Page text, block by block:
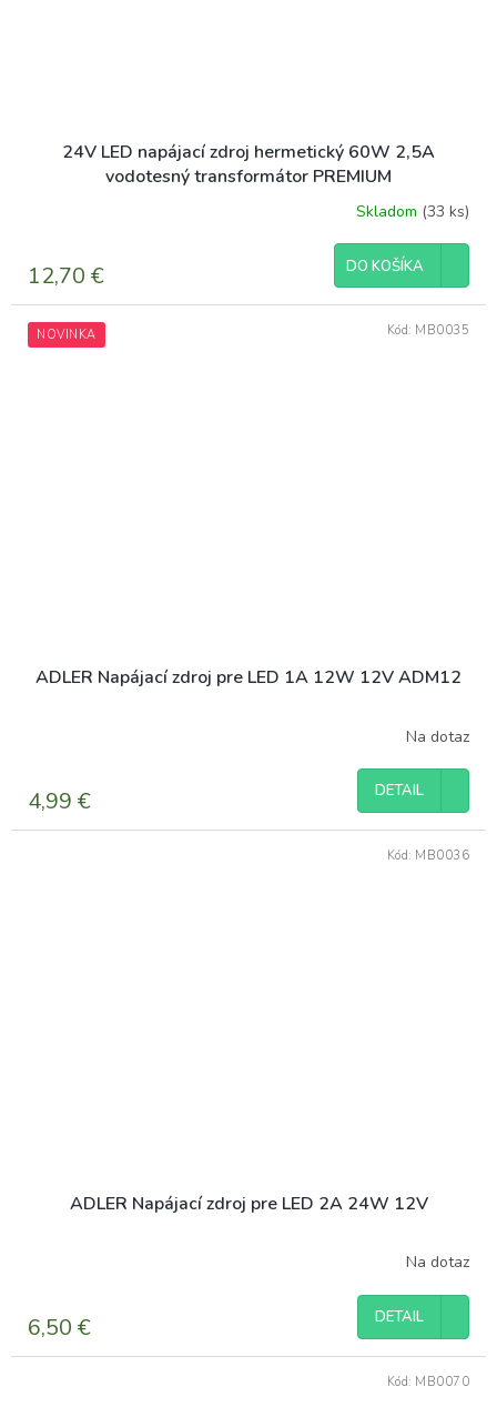
24V LED napájací zdroj hermetický 60W 2,5A
vodotesný transformátor PREMIUM
Skladom (33 ks)
12,70 € DO KOŠÍKA
NOVINKA
ADLER Napájací zdroj pre LED 1A 12W 12V ADM12
Na dotaz
4,99 € DETAIL
Kód: MB0035
ADLER Napájací zdroj pre LED 2A 24W 12V
Na dotaz
6,50 € DETAIL
Kód: MB0036
Kód: MB0070